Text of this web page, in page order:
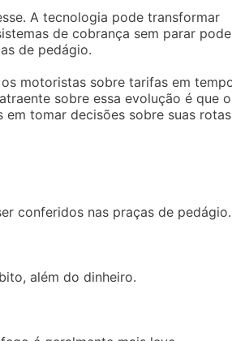
A tecnologia pode transformar
de cobrança sem parar pode
de pedágio.
motoristas sobre tarifas em
sobre essa evolução é que
tomar decisões sobre suas
conferidos nas praças de pedágio.
além do dinheiro.